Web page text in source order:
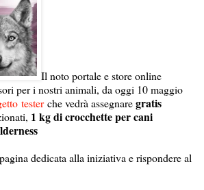
Il noto portale e store online
per i nostri animali, da oggi 10 maggio
testerche vedrà assegnaregratis
1 kg di crocchette per cani
dedicata alla iniziativa e rispondere al